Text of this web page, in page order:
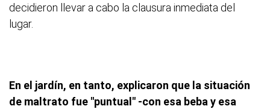
decidieron llevar a cabo la clausura inmediata del
lugar.
En el jardín, en tanto, explicaron que la situación
de maltrato fue "puntual" -con esa beba y esa